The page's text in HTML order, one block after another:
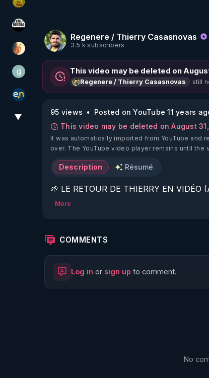
CDS pour TOUS
HYM.MEDIA
La Puce à l'oreille
ggilo59
essentiel.news
▼
Regenere / Thierry Casasnovas
3.5 k subscribers
This video may be deleted on
Regenere / Thierry Casasnovas still
95 views
Posted on YouTube 11 years
This video may be deleted on August
It was automatically imported from YouTube and
over. The YouTube video player remains until the
Description Résumé
🌱 LE RETOUR DE THIERRY EN VIDÉO
🌱 LE MAGAZINE RÉGÉNÈRE
http://rgnr.li/ymag
More
COMMENTS
Log in or sign up to comment.
No